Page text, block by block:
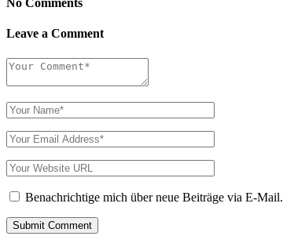
No Comments
Leave a Comment
Benachrichtige mich über neue Beiträge via E-Mail.